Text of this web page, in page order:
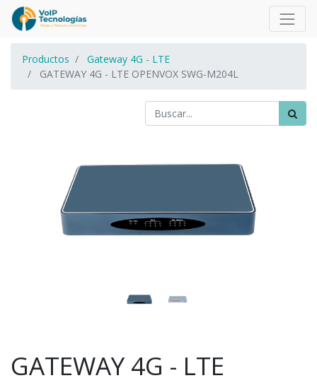
Productos
Gateway 4G - LTE
GATEWAY 4G - LTE OPENVOX SWG-M204L
GATEWAY 4G - LTE